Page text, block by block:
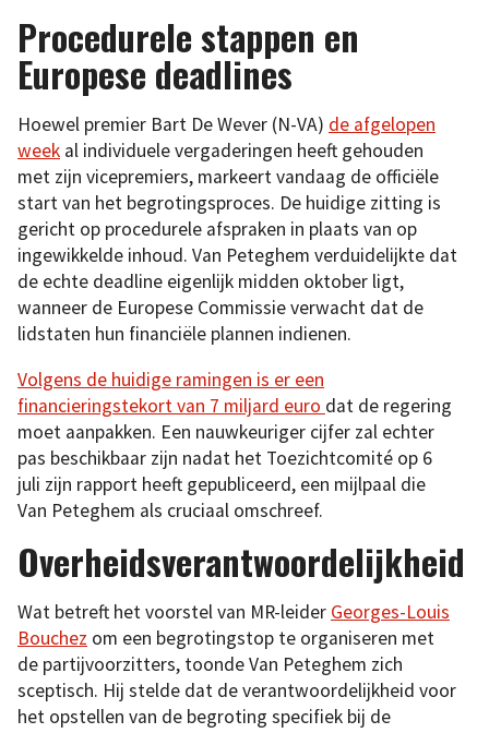
Procedurele stappen en
Europese deadlines
Hoewel premier Bart De Wever (N-VA) de afgelopen
week al individuele vergaderingen heeft gehouden
met zijn vicepremiers, markeert vandaag de officiële
start van het begrotingsproces. De huidige zitting is
gericht op procedurele afspraken in plaats van op
ingewikkelde inhoud. Van Peteghem verduidelijkte dat
de echte deadline eigenlijk midden oktober ligt,
wanneer de Europese Commissie verwacht dat de
lidstaten hun financiële plannen indienen.
Volgens de huidige ramingen is er een
financieringstekort van 7 miljard euro dat de regering
moet aanpakken. Een nauwkeuriger cijfer zal echter
pas beschikbaar zijn nadat het Toezichtcomité op 6
juli zijn rapport heeft gepubliceerd, een mijlpaal die
Van Peteghem als cruciaal omschreef.
Overheidsverantwoordelijkheid
Wat betreft het voorstel van MR-leider Georges-Louis
Bouchez om een begrotingstop te organiseren met
de partijvoorzitters, toonde Van Peteghem zich
sceptisch. Hij stelde dat de verantwoordelijkheid voor
het opstellen van de begroting specifiek bij de